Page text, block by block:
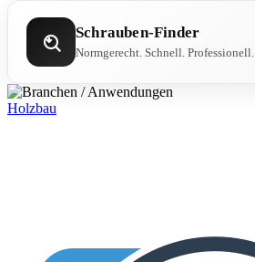
Schrauben-Finder
Normgerecht. Schnell. Professionell.
Holzbau